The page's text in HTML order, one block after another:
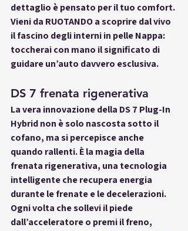
dettaglio è pensato per il tuo comfort.
Vieni da RUOTANDO a scoprire dal vivo
il fascino degli interni in pelle Nappa:
toccherai con mano il significato di
guidare un’auto davvero esclusiva.
DS 7 frenata rigenerativa
La vera innovazione della DS 7 Plug-In
Hybrid non è solo nascosta sotto il
cofano, ma si percepisce anche
quando rallenti. È la magia della
frenata rigenerativa, una tecnologia
intelligente che recupera energia
durante le frenate e le decelerazioni.
Ogni volta che sollevi il piede
dall’acceleratore o premi il freno,